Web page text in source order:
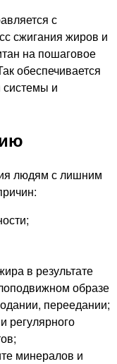
с
сжигания жиров и
на пошаговое
обеспечивается
системы и
людям с лишним
в результате
образе
переедании;
регулярного
минералов и